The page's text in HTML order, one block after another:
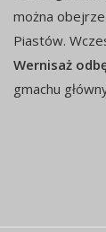
można
Piastów.
Wernisaż
gmachu